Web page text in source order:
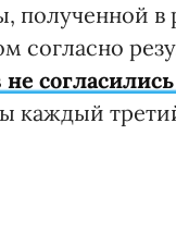
полученной в
согласно
не
каждый